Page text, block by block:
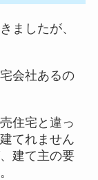
ましたが、
会社あるの
住宅と違っ
てれません
建て主の要